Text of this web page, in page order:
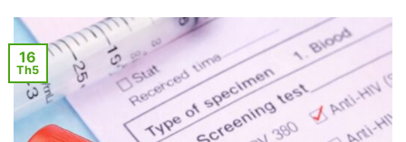
16
Th5